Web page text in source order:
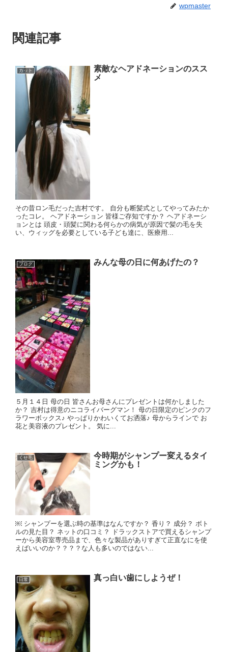
wpmaster
関連記事
カット
素敵なヘアドネーションのスス
メ
その昔ロン毛だった吉村です。 自分も断髪式としてやってみたか
ったコレ。 ヘアドネーション 皆様ご存知ですか？ ヘアドネーシ
ョンとは 頭皮・頭髪に関わる何らかの病気が原因で髪の毛を失
い、ウィッグを必要としている子ども達に、医療用...
ブログ みんな母の日に何あげたの？
５月１４日 母の日 皆さんお母さんにプレゼントは何かしました
か？ 吉村は得意のニコライバーグマン！ 母の日限定のピンクのフ
ラワーボックス♪ やっぱりかわいくてお洒落♪ 母からラインで お
花と美容液のプレゼント。 気に...
くせ毛
今時期がシャンプー変えるタイ
ミングかも！
￼ シャンプーを選ぶ時の基準はなんですか？ 香り？ 成分？ ボト
ルの見た目？ ネットの口コミ？ ドラックストアで買えるシャンプ
ーから美容室専売品まで、色々な製品がありすぎて正直なにを使
えばいいのか？？？？な人も多いのではない...
日常 真っ白い歯にしようぜ！